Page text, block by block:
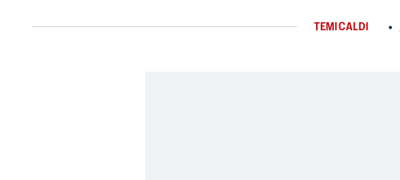
TEMI CALDI